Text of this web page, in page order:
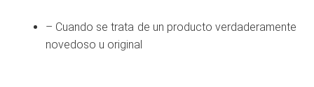
– Cuando se trata de un producto verdaderamente
novedoso u original